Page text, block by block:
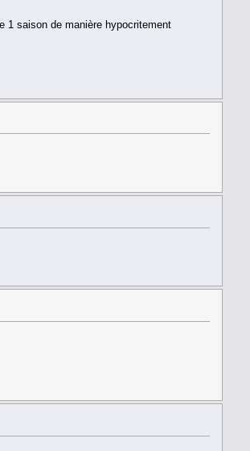
1 saison de manière hypocritement